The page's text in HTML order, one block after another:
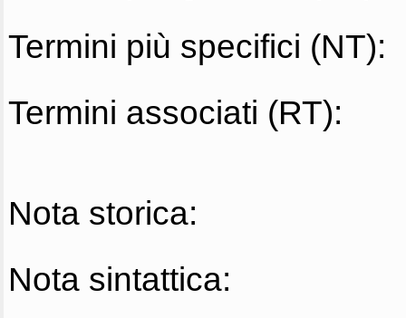
Termini più specifici (NT):
Termini associati (RT):
Nota storica:
Nota sintattica: